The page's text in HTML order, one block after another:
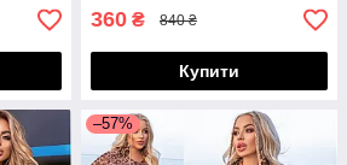
360 ₴ 840 ₴
Купити
–57%